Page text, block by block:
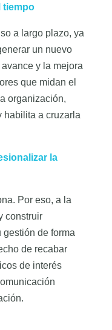
tiempo
a largo plazo, ya
un nuevo
y la mejora
que midan el
organización,
habilita a cruzarla
la
Por eso, a la
construir
de forma
de recabar
de interés